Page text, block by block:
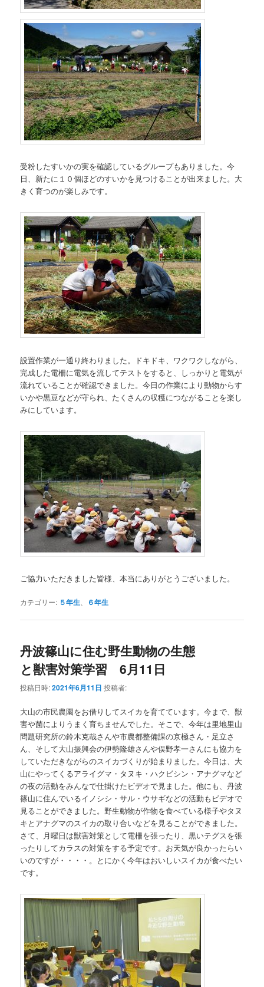
受粉したすいかの実を確認しているグループもありました。今
日、新たに１０個ほどのすいかを見つけることが出来ました。大
きく育つのが楽しみです。
設置作業が一通り終わりました。ドキドキ、ワクワクしながら、
完成した電柵に電気を流してテストをすると、しっかりと電気が
流れていることが確認できました。今日の作業により動物からす
いかや黒豆などが守られ、たくさんの収穫につながることを楽し
みにしています。
ご協力いただきました皆様、本当にありがとうございました。
カテゴリー: ５年生 ６年生
丹波篠山に住む野生動物の生態
と獣害対策学習 6月11日
投稿日時:2021年6月11日 投稿者:
大山の市民農園をお借りしてスイカを育てています。今まで、獣
害や菌によりうまく育ちませんでした。そこで、今年は里地里山
問題研究所の鈴木克哉さんや市農都整備課の京極さん・足立さ
ん、そして大山振興会の伊勢隆雄さんや俣野孝一さんにも協力を
していただきながらのスイカづくりが始まりました。今日は、大
山にやってくるアライグマ・タヌキ・ハクビシン・アナグマなど
の夜の活動をみんなで仕掛けたビデオで見ました。他にも、丹波
篠山に住んでいるイノシシ・サル・ウサギなどの活動もビデオで
見ることができました。野生動物が作物を食べている様子やタヌ
キとアナグマのスイカの取り合いなどを見ることができました。
さて、月曜日は獣害対策として電柵を張ったり、黒いテグスを張
ったりしてカラスの対策をする予定です。お天気が良かったらい
いのですが・・・・。とにかく今年はおいしいスイカが食べたい
です。